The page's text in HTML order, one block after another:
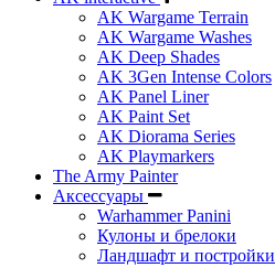
AK Wargame Terrain
AK Wargame Washes
AK Deep Shades
AK 3Gen Intense Colors
AK Panel Liner
AK Paint Set
AK Diorama Series
AK Playmarkers
The Army Painter
Аксессуары
Warhammer Panini
Кулоны и брелоки
Ландшафт и постройки